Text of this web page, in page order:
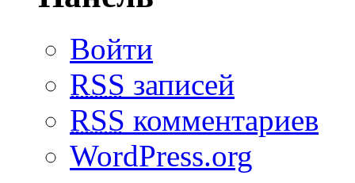
Войти
RSS записей
RSS комментариев
WordPress.org